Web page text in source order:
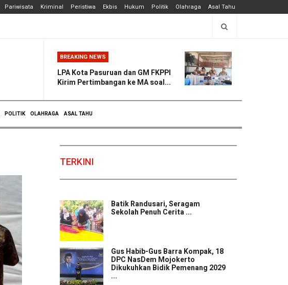
Pariwisata Kriminal Peristiwa Ekbis Hukum Politik Olahraga Asal Tahu
BREAKING NEWS
LPA Kota Pasuruan dan GM FKPPI
Kirim Pertimbangan ke MA soal...
POLITIK OLAHRAGA ASAL TAHU
TERKINI
Batik Randusari, Seragam
Sekolah Penuh Cerita ...
Gus Habib-Gus Barra Kompak, 18
DPC NasDem Mojokerto
Dikukuhkan Bidik Pemenang 2029
...